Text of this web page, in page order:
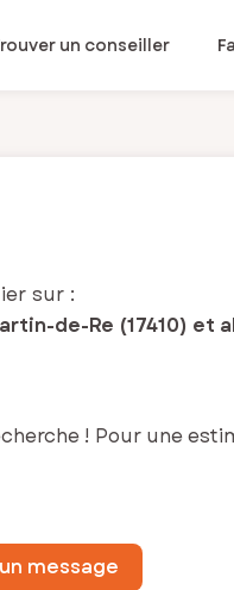
un conseiller
sur :
de-Re (17410) et
message
! Pour une